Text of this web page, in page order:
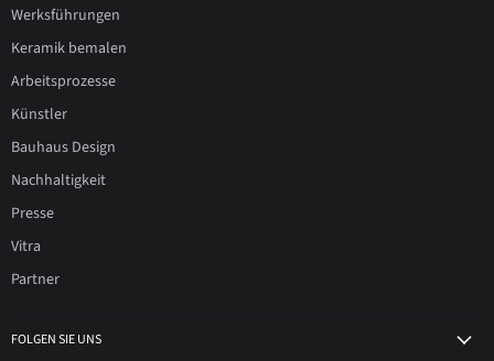
Werksführungen
Keramik bemalen
Arbeitsprozesse
Künstler
Bauhaus Design
Nachhaltigkeit
Presse
Vitra
Partner
FOLGEN SIE UNS